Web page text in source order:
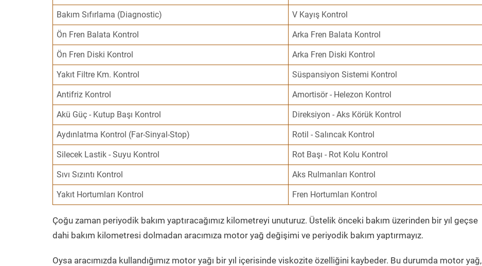
Bakım Sıfırlama (Diagnostic) V Kayış Kontrol
Ön Fren Balata Kontrol Arka Fren Balata Kontrol
Ön Fren Diski Kontrol Arka Fren Diski Kontrol
Yakıt Filtre Km. Kontrol Süspansiyon Sistemi Kontrol
Antifriz Kontrol Amortisör - Helezon Kontrol
Akü Güç - Kutup Başı Kontrol Direksiyon - Aks Körük Kontrol
Aydınlatma Kontrol (Far-Sinyal-Stop) Rotil - Salıncak Kontrol
Silecek Lastik - Suyu Kontrol Rot Başı - Rot Kolu Kontrol
Sıvı Sızıntı Kontrol Aks Rulmanları Kontrol
Yakıt Hortumları Kontrol Fren Hortumları Kontrol
Çoğu zaman periyodik bakım yaptıracağımız kilometreyi unuturuz. Üstelik önceki bakım üzerinden bir yıl geçse
dahi bakım kilometresi dolmadan aracımıza motor yağ değişimi ve periyodik bakım yaptırmayız.
Oysa aracımızda kullandığımız motor yağı bir yıl içerisinde viskozite özelliğini kaybeder. Bu durumda motor yağ,